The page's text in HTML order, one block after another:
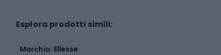
Esplora prodotti simili:
Marchio: Ellesse